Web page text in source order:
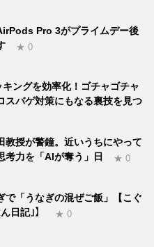
Pro 3がプライムデー後
★ 0
ングを効率化！ゴチャゴチャ
スバゲ対策にもなる裏技を見つ
教授が警鐘。近いうちにやって
考力を「AIが奪う」日
★ 0
で「うなぎの混ぜご飯」【こぐ
日記｣】
★ 0